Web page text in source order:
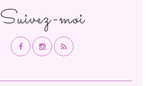
Suivez-moi